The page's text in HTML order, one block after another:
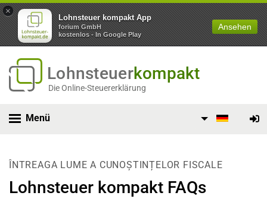
×
Lohnsteuer kompakt App
forium GmbH
kostenlos - In Google Play
Ansehen
Lohnsteuerkompakt
Die Online-Steuererklärung
Menü
ÎNTREAGA LUME A CUNOȘTINȚELOR FISCALE
Lohnsteuer kompakt FAQs